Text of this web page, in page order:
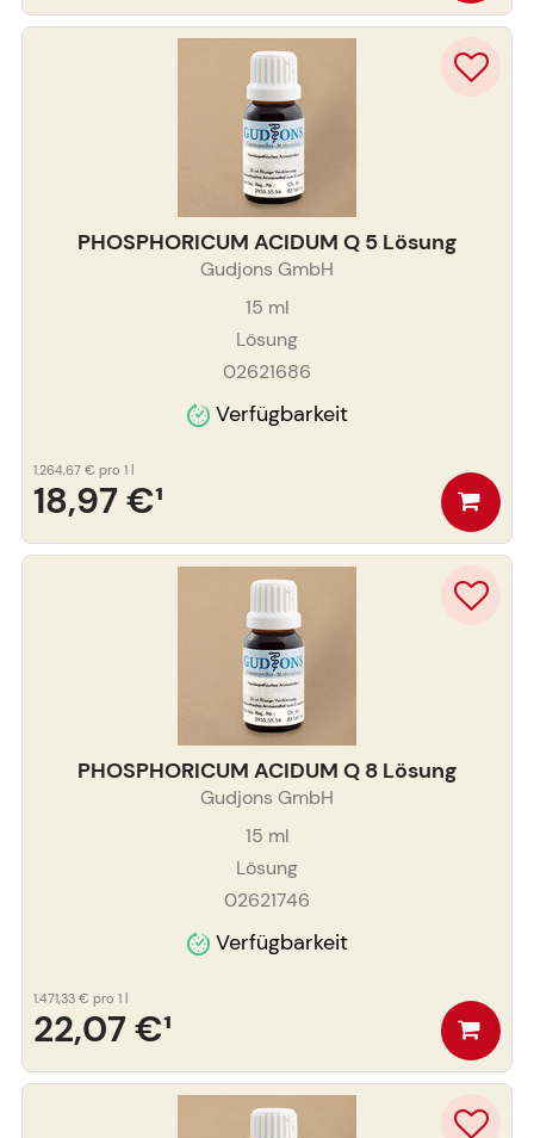
PHOSPHORICUM ACIDUM Q 5 Lösung
Gudjons GmbH
15 ml
Lösung
02621686
Verfügbarkeit
18,97 €¹
1.264,67 € pro 1 l
PHOSPHORICUM ACIDUM Q 8 Lösung
Gudjons GmbH
15 ml
Lösung
02621746
Verfügbarkeit
22,07 €¹
1.471,33 € pro 1 l